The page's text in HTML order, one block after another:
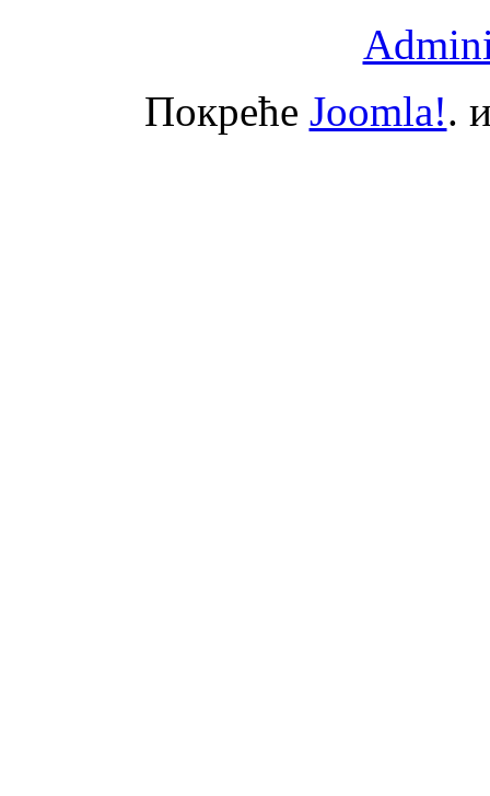
Покреће Joomla!.